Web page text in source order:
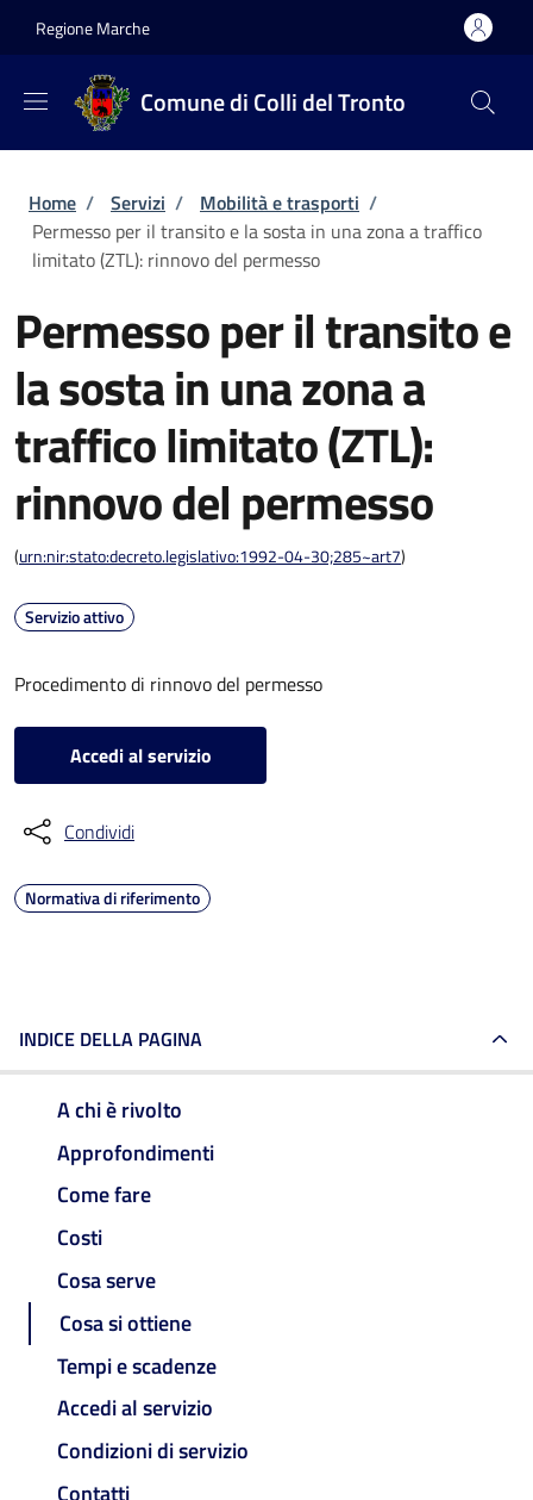
Regione Marche
Comune di Colli del Tronto
Briciole di pane
Home / Servizi / Mobilità e trasporti /
Permesso per il transito e la sosta in una zona a traffico
limitato (ZTL): rinnovo del permesso
Permesso per il transito e
la sosta in una zona a
traffico limitato (ZTL):
rinnovo del permesso
(urn:nir:stato:decreto.legislativo:1992-04-30;285~art7)
Servizio attivo
Procedimento di rinnovo del permesso
Accedi al servizio
Condividi
Normativa di riferimento
INDICE DELLA PAGINA
A chi è rivolto
Approfondimenti
Come fare
Costi
Cosa serve
Cosa si ottiene
Tempi e scadenze
Accedi al servizio
Condizioni di servizio
Contatti